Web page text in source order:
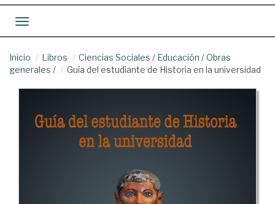
Toggle navigation
Inicio Libros Ciencias Sociales / Educación /Obras
generales / Guía del estudiante de Historia en la universidad